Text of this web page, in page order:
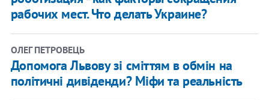
рабочих мест. Что делать Украине?
ОЛЕГ ПЕТРОВЕЦЬ
​Допомога Львову зі сміттям в обмін на
політичні дивіденди? Міфи та реальність